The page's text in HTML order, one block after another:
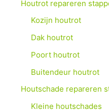
Houtrot repareren
Kozijn houtrot
Dak houtrot
Poort houtrot
Buitendeur houtrot
Houtschade repareren
Kleine houtschades